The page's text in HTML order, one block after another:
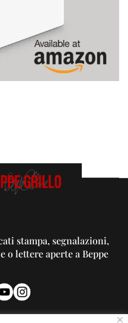
stampa, segnalazioni,
lettere aperte a Beppe